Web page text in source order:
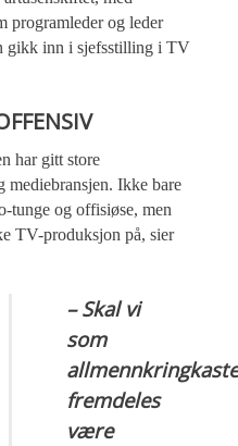
programleder og leder
gikk inn i sjefsstilling i TV
har gitt store
Ikke bare
tunge og offisiøse, men
TV-produksjon på, sier
– Skal vi
som
fremdeles
være